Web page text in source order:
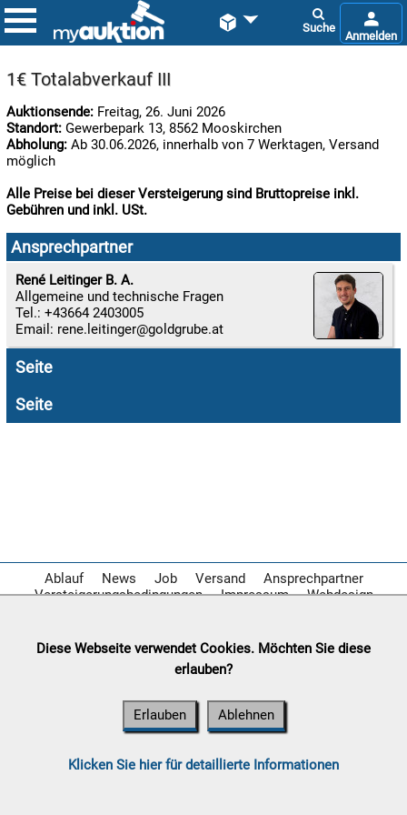
 
08.08:
1€

09.08:
Chips
Blitzaktion
09.08:
1€ Totalabverkauf III
Auktionsende: Freitag, 26. Juni 2026
Standort: Gewerbepark 13, 8562 Mooskirchen
Abholung: Ab 30.06.2026, innerhalb von 7 Werktagen, Versand
möglich
Alle Preise bei dieser Versteigerung sind Bruttopreise inkl.
Gebühren und inkl. USt.
Ansprechpartner
René Leitinger B. A.
Allgemeine und technische Fragen
Tel.: +43664 2403005
Email: rene.leitinger
Seite
Seite
Ablauf News Job Versand
Ansprechpartner
Versteigerungsbedingungen
Impressum Webdesign
Diese Webseite verwendet Cookies. Möchten Sie diese
erlauben?
Erlauben Ablehnen
Klicken Sie hier für detaillierte Informationen